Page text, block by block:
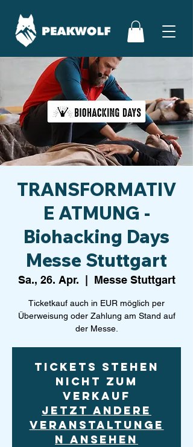
TRANSFORMATIV
E ATMUNG -
Biohacking Days
Messe Stuttgart
Sa., 26. Apr.
  |
Messe Stuttgart
Ticketkauf auch in EUR möglich per
Überweisung oder Zahlung am Stand auf
der Messe.
Tickets stehen
nicht zum
Verkauf
Jetzt andere
Veranstaltunge
n ansehen